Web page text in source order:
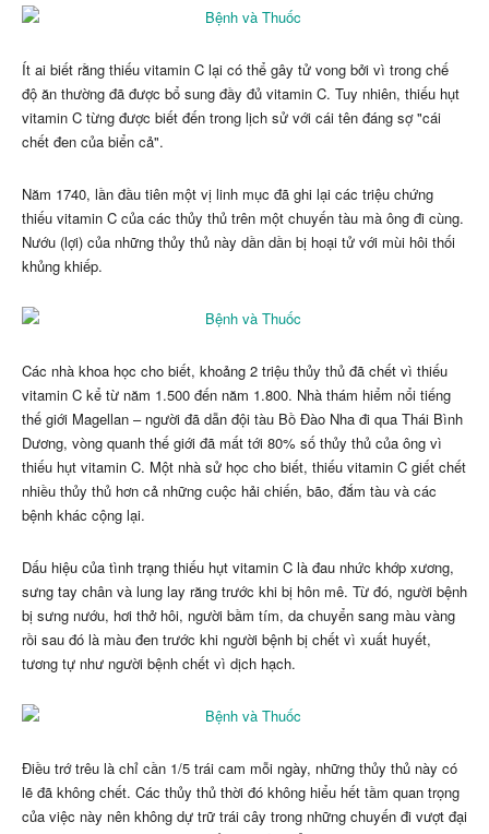
Ít ai biết rằng thiếu vitamin C lại có thể gây tử vong bởi vì trong chế
độ ăn thường đã được bổ sung đầy đủ vitamin C. Tuy nhiên, thiếu hụt
vitamin C từng được biết đến trong lịch sử với cái tên đáng sợ "cái
chết đen của biển cả".
Năm 1740, lần đầu tiên một vị linh mục đã ghi lại các triệu chứng
thiếu vitamin C của các thủy thủ trên một chuyến tàu mà ông đi cùng.
Nướu (lợi) của những thủy thủ này dần dần bị hoại tử với mùi hôi thối
khủng khiếp.
Các nhà khoa học cho biết, khoảng 2 triệu thủy thủ đã chết vì thiếu
vitamin C kể từ năm 1.500 đến năm 1.800. Nhà thám hiểm nổi tiếng
thế giới Magellan – người đã dẫn đội tàu Bồ Đào Nha đi qua Thái Bình
Dương, vòng quanh thế giới đã mất tới 80% số thủy thủ của ông vì
thiếu hụt vitamin C. Một nhà sử học cho biết, thiếu vitamin C giết chết
nhiều thủy thủ hơn cả những cuộc hải chiến, bão, đắm tàu và các
bệnh khác cộng lại.
Dấu hiệu của tình trạng thiếu hụt vitamin C là đau nhức khớp xương,
sưng tay chân và lung lay răng trước khi bị hôn mê. Từ đó, người bệnh
bị sưng nướu, hơi thở hôi, người bầm tím, da chuyển sang màu vàng
rồi sau đó là màu đen trước khi người bệnh bị chết vì xuất huyết,
tương tự như người bệnh chết vì dịch hạch.
Điều trớ trêu là chỉ cần 1/5 trái cam mỗi ngày, những thủy thủ này có
lẽ đã không chết. Các thủy thủ thời đó không hiểu hết tầm quan trọng
của việc này nên không dự trữ trái cây trong những chuyến đi vượt đại